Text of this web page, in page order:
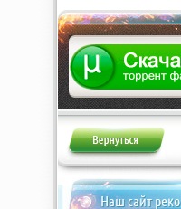
Наш сайт